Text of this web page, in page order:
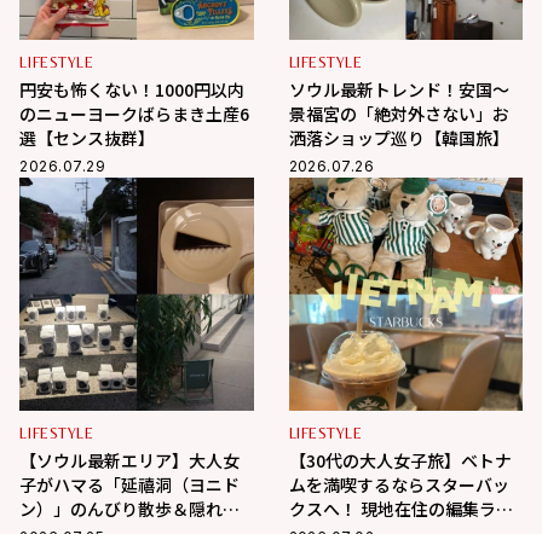
LIFESTYLE
円安も怖くない！1000円以内
のニューヨークばらまき土産6
選【センス抜群】
2026.07.29
LIFESTYLE
ソウル最新トレンド！安国〜
景福宮の「絶対外さない」お
洒落ショップ巡り【韓国旅】
2026.07.26
LIFESTYLE
【ソウル最新エリア】大人女
子がハマる「延禧洞（ヨニド
ン）」のんびり散歩＆隠れ家
LIFESTYLE
【30代の大人女子旅】ベトナ
ムを満喫するならスターバッ
クスへ！ 現地在住の編集ライ